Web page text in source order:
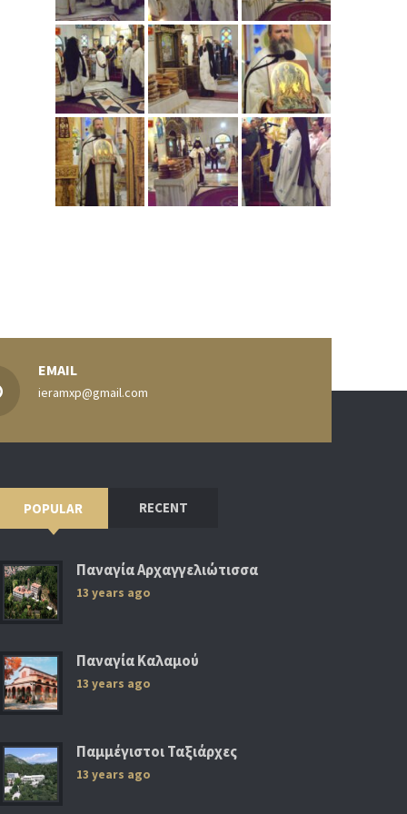
EMAIL
ieramxp@gmail.com
POPULAR RECENT
Παναγία Αρχαγγελιώτισσα
13 years ago
Παναγία Καλαμού
13 years ago
Παμμέγιστοι Ταξιάρχες
13 years ago